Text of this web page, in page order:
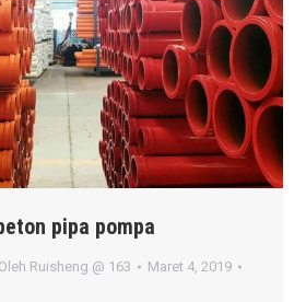
pipa pompa
Oleh Ruisheng @ 163
Maret 4, 2019